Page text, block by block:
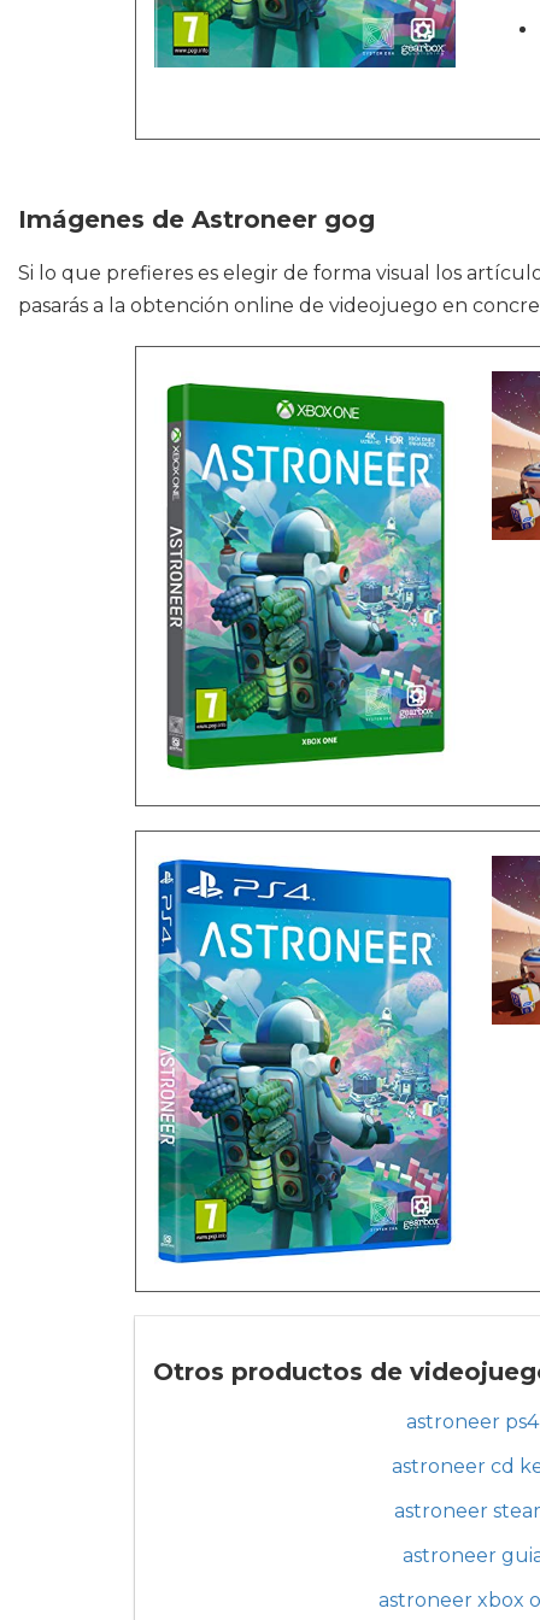
Imágenes de Astroneer gog
Si lo que prefieres es elegir de forma visual los
pasarás a la obtención online de videojuego en
Otros productos de
astroneer ps4
astroneer cd
astroneer
astroneer
astroneer xbox